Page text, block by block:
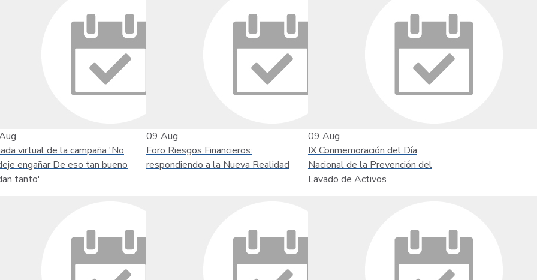
virtual de la campaña 'No
engañar De eso tan bueno
tanto'
09 Aug
Foro Riesgos Financieros:
respondiendo a la Nueva Realidad
09 Aug
IX Conmemoración del Día
Nacional de la Prevención del
Lavado de Activos